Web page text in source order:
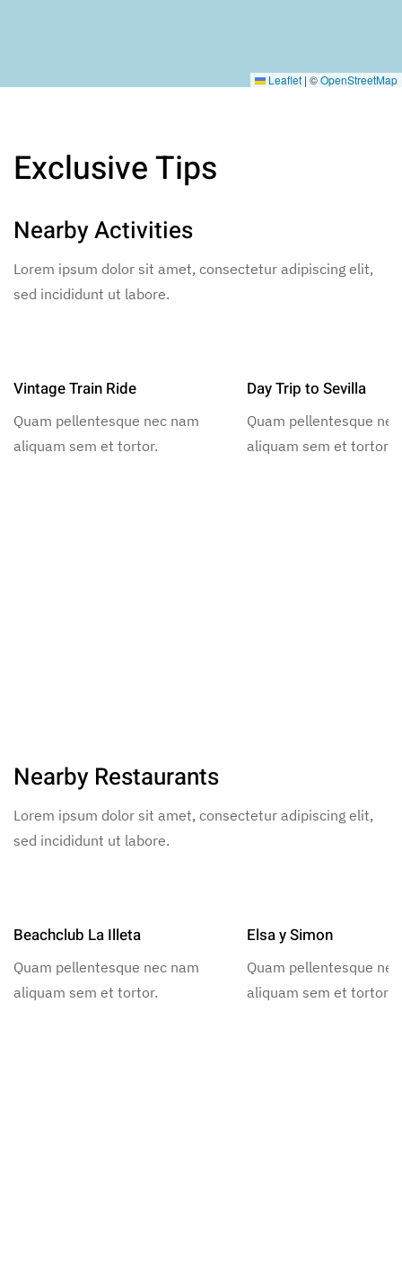
Leaflet | ©OpenStreetMap
Exclusive Tips
Nearby Activities
Lorem ipsum dolor sit amet, consectetur adipiscing elit,
sed incididunt ut labore.
Vintage Train Ride
Quam pellentesque nec nam
aliquam sem et tortor.
Day Trip to Sevilla
Quam pellentesque
aliquam sem et tortor.
Nearby Restaurants
Lorem ipsum dolor sit amet, consectetur adipiscing elit,
sed incididunt ut labore.
Beachclub La Illeta
Quam pellentesque nec nam
aliquam sem et tortor.
Elsa y Simon
Quam pellentesque
aliquam sem et tortor.